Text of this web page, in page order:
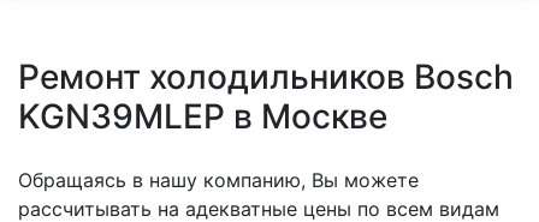
Ремонт холодильников Bosch
KGN39MLEP в Москве
Обращаясь в нашу компанию, Вы можете
рассчитывать на адекватные цены по всем видам